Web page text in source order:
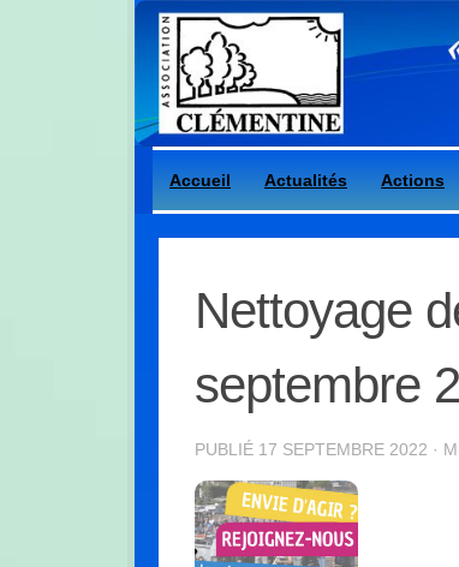
Skip to content
Accueil Actualités Actions
Nettoyage
septembre
PUBLIÉ 17 SEPTEMBRE 2022 ·